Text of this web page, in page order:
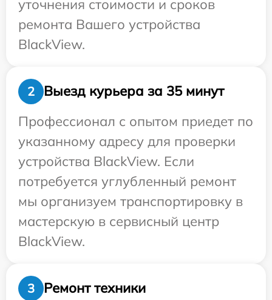
уточнения стоимости и сроков
ремонта Вашего устройства
BlackView.
2
Выезд курьера за 35 минут
Профессионал с опытом приедет по
указанному адресу для проверки
устройства BlackView. Если
потребуется углубленный ремонт
мы организуем транспортировку в
мастерскую в сервисный центр
BlackView.
3 Ремонт техники